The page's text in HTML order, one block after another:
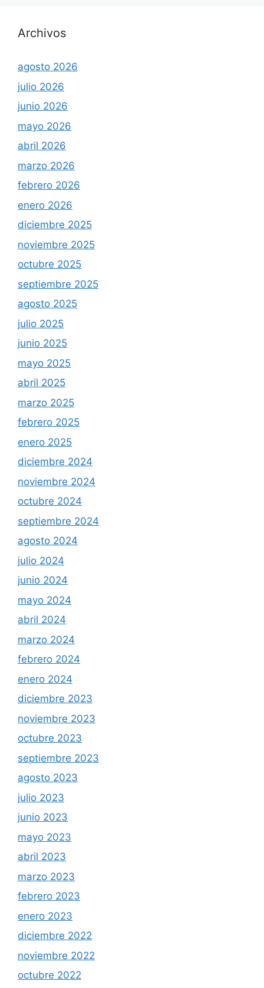
Archivos
agosto 2026
julio 2026
junio 2026
mayo 2026
abril 2026
marzo 2026
febrero 2026
enero 2026
diciembre 2025
noviembre 2025
octubre 2025
septiembre 2025
agosto 2025
julio 2025
junio 2025
mayo 2025
abril 2025
marzo 2025
febrero 2025
enero 2025
diciembre 2024
noviembre 2024
octubre 2024
septiembre 2024
agosto 2024
julio 2024
junio 2024
mayo 2024
abril 2024
marzo 2024
febrero 2024
enero 2024
diciembre 2023
noviembre 2023
octubre 2023
septiembre 2023
agosto 2023
julio 2023
junio 2023
mayo 2023
abril 2023
marzo 2023
febrero 2023
enero 2023
diciembre 2022
noviembre 2022
octubre 2022